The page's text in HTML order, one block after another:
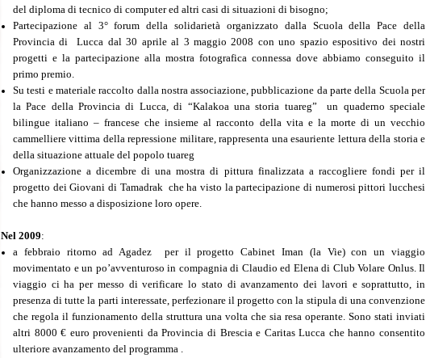
del diploma di tecnico di computer ed altri casi di situazioni di bisogno;
Partecipazione al 3° forum della solidarietà organizzato dalla Scuola della Pace della
Provincia di Lucca dal 30 aprile al 3 maggio 2008 con uno spazio espositivo dei nostri
progetti e la partecipazione alla mostra fotografica connessa dove abbiamo conseguito il
primo premio.
Su testi e materiale raccolto dalla nostra associazione, pubblicazione da parte della Scuola per
la Pace della Provincia di Lucca, di “Kalakoa una storia tuareg” un quaderno speciale
bilingue italiano – francese che insieme al racconto della vita e la morte di un vecchio
cammelliere vittima della repressione militare, rappresenta una esauriente lettura della storia e
della situazione attuale del popolo tuareg
Organizzazione a dicembre di una mostra di pittura finalizzata a raccogliere fondi per il
progetto dei Giovani di Tamadrak che ha visto la partecipazione di numerosi pittori lucchesi
che hanno messo a disposizione loro opere.
Nel 2009:
a febbraio ritorno ad Agadez per il progetto Cabinet Iman (la Vie) con un viaggio
movimentato e un po’avventuroso in compagnia di Claudio ed Elena di Club Volare Onlus. Il
viaggio ci ha per messo di verificare lo stato di avanzamento dei lavori e soprattutto, in
presenza di tutte la parti interessate, perfezionare il progetto con la stipula di una convenzione
che regola il funzionamento della struttura una volta che sia resa operante. Sono stati inviati
altri 8000 € euro provenienti da Provincia di Brescia e Caritas Lucca che hanno consentito
ulteriore avanzamento del programma .